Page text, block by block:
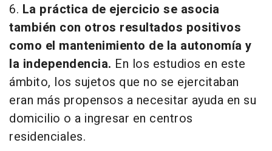
6. La práctica de ejercicio se asocia
también con otros resultados positivos
como el mantenimiento de la autonomía y
la independencia. En los estudios en este
ámbito, los sujetos que no se ejercitaban
eran más propensos a necesitar ayuda en su
domicilio o a ingresar en centros
residenciales.